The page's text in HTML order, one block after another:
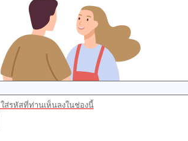
ใส่รหัสที่ท่านเห็นลงในช่องนี้